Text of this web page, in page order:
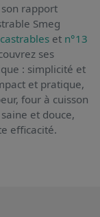
rapport
Smeg
et n°13
ses
: simplicité et
et pratique,
four à cuisson
et douce,
efficacité.